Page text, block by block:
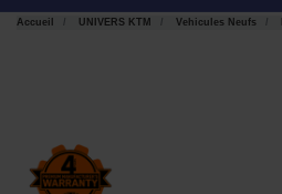
Accueil UNIVERS KTM Vehicules Neufs